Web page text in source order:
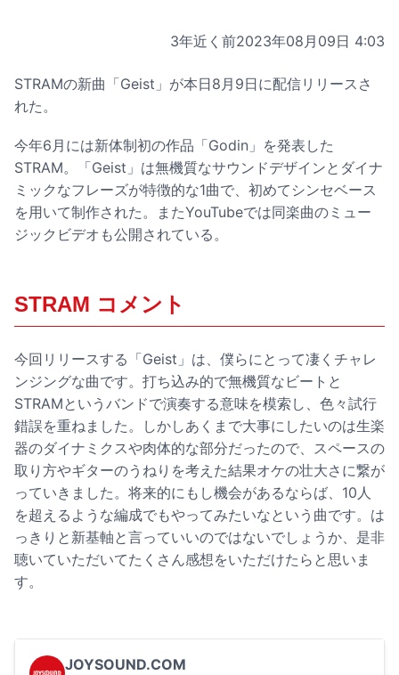
3年近く前2023年08月09日 4:03
STRAMの新曲「Geist」が本日8月9日に配信リリースさ
れた。
今年6月には新体制初の作品「Godin」を発表した
STRAM。「Geist」は無機質なサウンドデザインとダイナ
ミックなフレーズが特徴的な1曲で、初めてシンセベース
を用いて制作された。またYouTubeでは同楽曲のミュー
ジックビデオも公開されている。
STRAM コメント
今回リリースする「Geist」は、僕らにとって凄くチャレ
ンジングな曲です。打ち込み的で無機質なビートと
STRAMというバンドで演奏する意味を模索し、色々試行
錯誤を重ねました。しかしあくまで大事にしたいのは生楽
器のダイナミクスや肉体的な部分だったので、スペースの
取り方やギターのうねりを考えた結果オケの壮大さに繋が
っていきました。将来的にもし機会があるならば、10人
を超えるような編成でもやってみたいなという曲です。は
っきりと新基軸と言っていいのではないでしょうか、是非
聴いていただいてたくさん感想をいただけたらと思いま
す。
JOYSOUND.COM